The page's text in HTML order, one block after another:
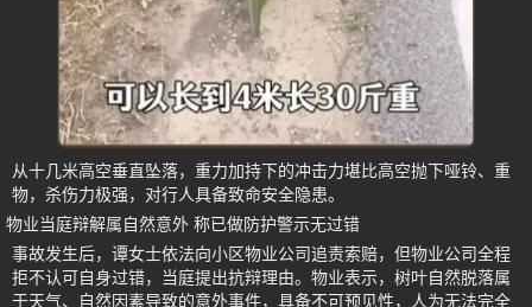
从十几米高空垂直坠落，重力加持下的冲击力堪比高空抛下哑铃、重
物，杀伤力极强，对行人具备致命安全隐患。
物业当庭辩解属自然意外 称已做防护警示无过错
事故发生后，谭女士依法向小区物业公司追责索赔，但物业公司全程
拒不认可自身过错，当庭提出抗辩理由。物业表示，树叶自然脱落属
于天气、自然因素导致的意外事件，具备不可预见性，人为无法完全